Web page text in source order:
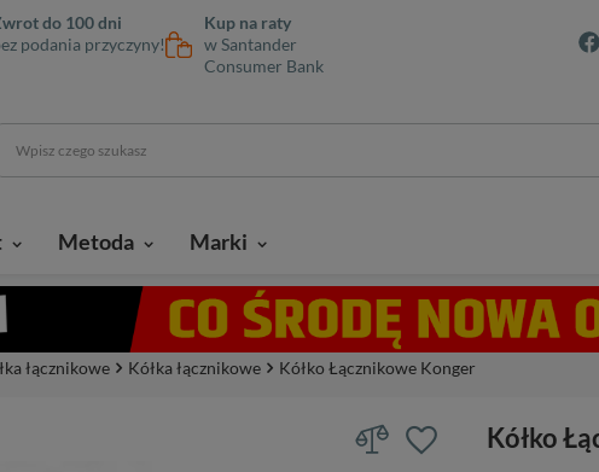
do 100 dni
podania przyczyny!
Kup na raty
w Santander
Consumer Bank
Metoda Marki
łącznikowe Kółka łącznikowe Kółko Łącznikowe Konger
Kółko